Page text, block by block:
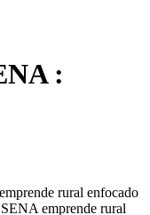
:
rural enfocado
emprende rural